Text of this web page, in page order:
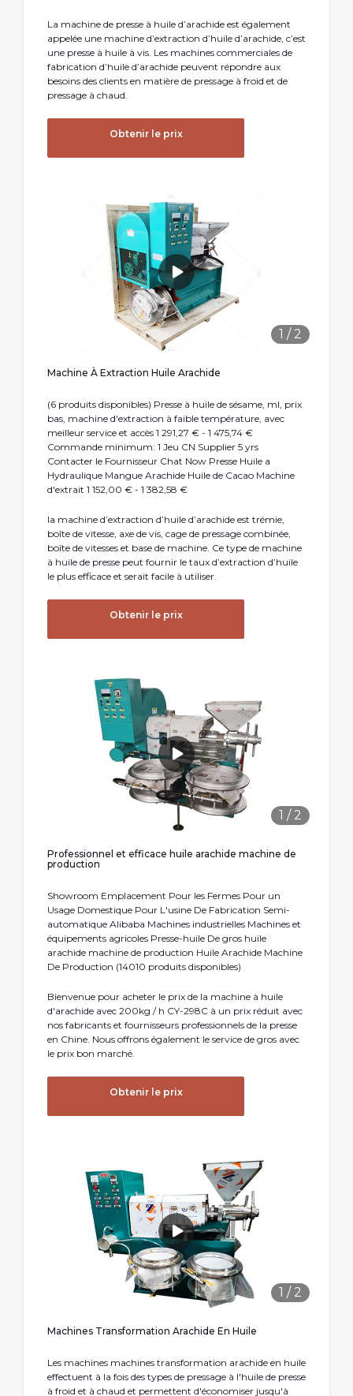
La machine de presse à huile d’arachide est également
appelée une machine d’extraction d’huile d’arachide, c’est
une presse à huile à vis. Les machines commerciales de
fabrication d’huile d’arachide peuvent répondre aux
besoins des clients en matière de pressage à froid et de
pressage à chaud.
Obtenir le prix
1 / 2
Machine À Extraction Huile Arachide
(6 produits disponibles) Presse à huile de sésame, ml, prix
bas, machine d'extraction à faible température, avec
meilleur service et accès 1 291,27 € - 1 475,74 €
Commande minimum: 1 Jeu CN Supplier 5 yrs
Contacter le Fournisseur Chat Now Presse Huile a
Hydraulique Mangue Arachide Huile de Cacao Machine
d'extrait 1 152,00 € - 1 382,58 €
la machine d’extraction d’huile d’arachide est trémie,
boîte de vitesse, axe de vis, cage de pressage combinée,
boîte de vitesses et base de machine. Ce type de machine
à huile de presse peut fournir le taux d’extraction d’huile
le plus efficace et serait facile à utiliser.
Obtenir le prix
1 / 2
Professionnel et efficace huile arachide machine de
production
Showroom Emplacement Pour les Fermes Pour un
Usage Domestique Pour L'usine De Fabrication Semi-
automatique Alibaba Machines industrielles Machines et
équipements agricoles Presse-huile De gros huile
arachide machine de production Huile Arachide Machine
De Production (14010 produits disponibles)
Bienvenue pour acheter le prix de la machine à huile
d'arachide avec 200kg / h CY-298C à un prix réduit avec
nos fabricants et fournisseurs professionnels de la presse
en Chine. Nous offrons également le service de gros avec
le prix bon marché.
Obtenir le prix
1 / 2
Machines Transformation Arachide En Huile
Les machines machines transformation arachide en huile
effectuent à la fois des types de pressage à l'huile de presse
à froid et à chaud et permettent d'économiser jusqu'à